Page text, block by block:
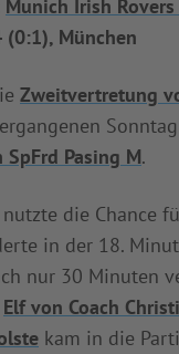
Munich Irish Rovers
(0:1), München
Zweitvertretung
SpFrd Pasing M.
nutzte die Chance
in der 18.
nur 30 Minuten
Elf von Coach
kam in die